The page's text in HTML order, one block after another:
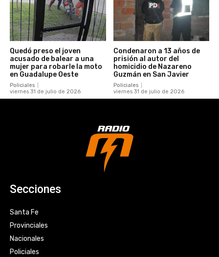
Quedó preso el joven
acusado de balear a una
mujer para robarle la moto
en Guadalupe Oeste
Policiales
viernes 31 de julio de 2026
Condenaron a 13 años de
prisión al autor del
homicidio de Nazareno
Guzmán en San Javier
Policiales
viernes 31 de julio de 2026
Secciones
Santa Fe
Provinciales
Nacionales
Policiales